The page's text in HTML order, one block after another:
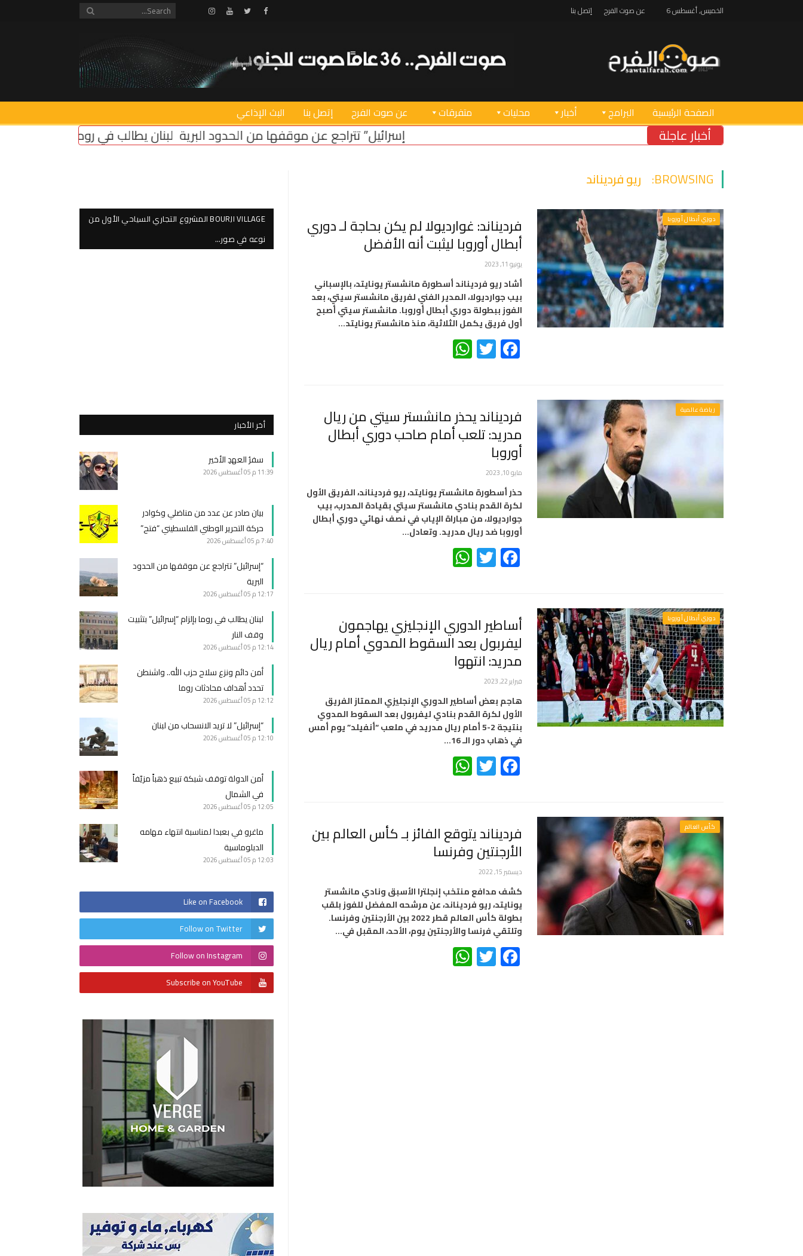
الخميس, أغسطس 6 عن صوت الفرح إتصل بنا Facebook
Twitter
Youtube
Instagram
الصفحة الرئيسية البرامج أخبار محليات متفرقات عن صوت الفرح إتصل بنا البث الإذاعي
أخبار عاجلة “إسرائيل” تتراجع عن موقفها من الحدود البرية لبنان يطالب في روما بإلزام “إسرائيل” بتثبيت وقف
BROWSING: ريو فرديناند
دوري أبطال أوروبا فرديناند: غوارديولا لم يكن بحاجة لـ دوري
أبطال أوروبا ليثبت أنه الأفضل
يونيو 11, 2023
أشاد ريو فرديناند أسطورة مانشستر يونايتد، بالإسباني
بيب جوارديولا، المدير الفني لفريق مانشستر سيتي، بعد
الفوز ببطولة دوري أبطال أوروبا. مانشستر سيتي أصبح
أول فريق يكمل الثلاثية، منذ مانشستر يونايتد…
Facebook
Twitter
رياضة عالمية فرديناند يحذر مانشستر سيتي من ريال
مدريد: تلعب أمام صاحب دوري أبطال
أوروبا
مايو 10, 2023
حذر أسطورة مانشستر يونايتد، ريو فرديناند، الفريق الأول
لكرة القدم بنادي مانشستر سيتي بقيادة المدرب، بيب
جوارديولا، من مباراة الإياب في نصف نهائي دوري أبطال
أوروبا ضد ريال مدريد. وتعادل…
Facebook
Twitter
دوري أبطال أوروبا أساطير الدوري الإنجليزي يهاجمون
ليفربول بعد السقوط المدوي أمام ريال
مدريد: انتهوا
فبراير 22, 2023
هاجم بعض أساطير الدوري الإنجليزي الممتاز الفريق
الأول لكرة القدم بنادي ليفربول بعد السقوط المدوي
بنتيجة 2-5 أمام ريال مدريد في ملعب “أنفيلد” يوم أمس
في ذهاب دور الـ 16…
Facebook
Twitter
كأس العالم فرديناند يتوقع الفائز بـ كأس العالم بين
الأرجنتين وفرنسا
ديسمبر 15, 2022
كشف مدافع منتخب إنجلترا الأسبق ونادي مانشستر
يونايتد، ريو فرديناند، عن مرشحه المفضل للفوز بلقب
بطولة كأس العالم قطر 2022 بين الأرجنتين وفرنسا.
وتلتقي فرنسا والأرجنتين يوم، الأحد، المقبل في…
Facebook
Twitter
BOURJI VILLAGE المشروع التجاري السياحي الأول من
نوعه في صور…
أخر الأخبار
سفرُ العهدِ الأخير
11:39 م 05 أغسطس 2026
بيان صادر عن عدد من مناضلي وكوادر
حركة التحرير الوطني الفلسطيني “فتح”
7:40 م 05 أغسطس 2026
“إسرائيل” تتراجع عن موقفها من الحدود
البرية
12:17 م 05 أغسطس 2026
لبنان يطالب في روما بإلزام “إسرائيل” بتثبيت
وقف النار
12:14 م 05 أغسطس 2026
أمن دائم ونزع سلاح حزب الله.. واشنطن
تحدد أهداف محادثات روما
12:12 م 05 أغسطس 2026
“إسرائيل” لا تريد الانسحاب من لبنان
12:10 م 05 أغسطس 2026
أمن الدولة توقف شبكة تبيع ذهباً مزيّفاً
في الشمال
12:05 م 05 أغسطس 2026
ماغرو في بعبدا لمناسبة انتهاء مهامه
الدبلوماسية
12:03 م 05 أغسطس 2026
Like on Facebook
Follow on Twitter
Follow on Instagram
Subscribe on YouTube